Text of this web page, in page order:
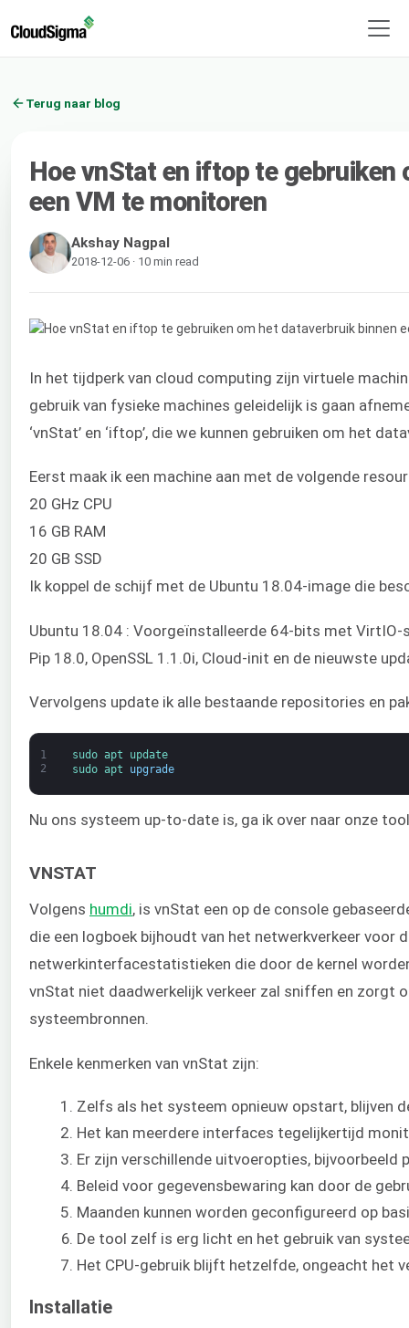
Terug naar blog
Hoe vnStat en iftop te gebruiken
een VM te monitoren
Akshay Nagpal
2018-12-06 · 10 min read
In het tijdperk van cloud computing zijn virtuele
gebruik van fysieke machines geleidelijk is gaan
‘vnStat’ en ‘iftop’, die we kunnen gebruiken om het
Eerst maak ik een machine aan met de volgende
20 GHz CPU
16 GB RAM
20 GB SSD
Ik koppel de schijf met de Ubuntu 18.04-image die
Ubuntu 18.04 : Voorgeïnstalleerde 64-bits met VirtIO-
Pip 18.0, OpenSSL 1.1.0i, Cloud-init en de nieuwste
Vervolgens update ik alle bestaande repositories en
1
2
sudo apt
update
sudo apt upgrade
Nu ons systeem up-to-date is, ga ik over naar onze
VNSTAT
Volgens humdi, is vnStat een op de console
die een logboek bijhoudt van het netwerkverkeer
netwerkinterfacestatistieken die door de kernel
vnStat niet daadwerkelijk verkeer zal sniffen en zorgt
systeembronnen.
Enkele kenmerken van vnStat zijn:
Zelfs als het systeem opnieuw opstart, blijven
Het kan meerdere interfaces tegelijkertijd
Er zijn verschillende uitvoeropties, bijvoorbeeld
Beleid voor gegevensbewaring kan door de
Maanden kunnen worden geconfigureerd op
De tool zelf is erg licht en het gebruik van
Het CPU-gebruik blijft hetzelfde, ongeacht het
Installatie